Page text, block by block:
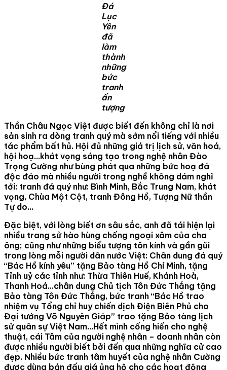
Đá
Lục
Yên
đã
làm
thành
những
bức
tranh
ấn
tượng
Thần Châu Ngọc Việt được biết đến không chỉ là nơi
sản sinh ra dòng tranh quý mà sớm nổi tiếng với nhiều
tác phẩm bất hủ. Hội đủ những giá trị lịch sử, văn hoá,
hội hoạ…khát vọng sáng tạo trong nghệ nhân Đào
Trọng Cường như bùng phát qua những bức hoạ đá
độc đáo mà nhiều người trong nghề không dám nghĩ
tới: tranh đá quý như: Bình Minh, Bắc Trung Nam, khát
vọng, Chùa Một Cột, tranh Đông Hồ, Tượng Nữ thần
Tự do…
Đặc biệt, với lòng biết ơn sâu sắc, anh đã tái hiện lại
nhiều trang sử hào hùng chống ngoại xâm của cha
ông; cũng như những biểu tượng tôn kính và gần gũi
trong lòng mỗi người dân nước Việt: Chân dung đá quý
“Bác Hồ kính yêu” tặng Bảo tàng Hồ Chí Minh, tặng
Tỉnh uỷ các tỉnh như: Thừa Thiên Huế, Khánh Hoà,
Thanh Hoá…chân dung Chủ tịch Tôn Đức Thắng tặng
Bảo tàng Tôn Đức Thắng, bức tranh “Bác Hồ trao
nhiệm vụ Tổng chỉ huy chiến dịch Điện Biên Phủ cho
Đại tướng Võ Nguyên Giáp” trao tặng Bảo tàng lịch
sử quân sự Việt Nam…Hết mình cống hiến cho nghệ
thuật, cái Tâm của người nghệ nhân – doanh nhân còn
được nhiều người biết bởi đến qua những nghĩa cử cao
đẹp. Nhiều bức tranh tâm huyết của nghệ nhân Cường
được dùng bán đấu giá ủng hộ cho các hoạt động